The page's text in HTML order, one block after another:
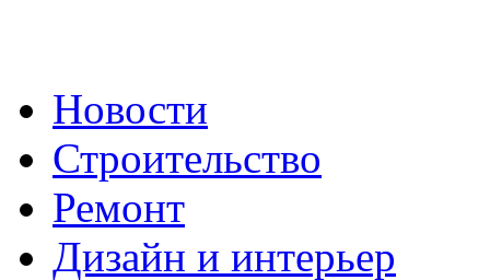
Новости
Строительство
Ремонт
Дизайн и интерьер